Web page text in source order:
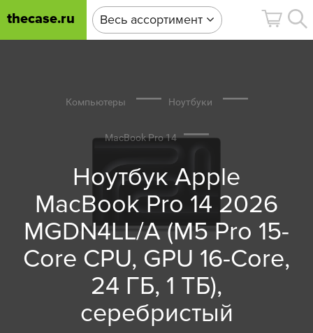
thecase.ru Весь ассортимент
Компьютеры Ноутбуки
MacBook Pro 14
Ноутбук Apple
MacBook Pro 14 2026
MGDN4LL/A (M5 Pro 15-
Core CPU, GPU 16-Core,
24 ГБ, 1 ТБ),
серебристый